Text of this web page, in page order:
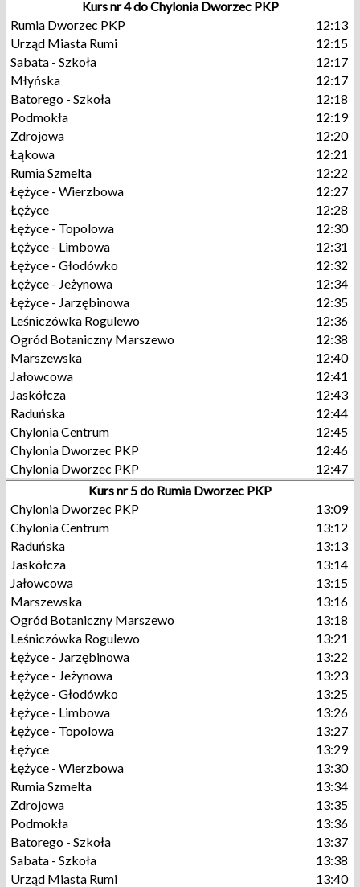
Kurs nr 4 do Chylonia Dworzec PKP
Rumia Dworzec PKP
12:13
Urząd Miasta Rumi
12:15
Sabata - Szkoła
12:17
Młyńska
12:17
Batorego - Szkoła
12:18
Podmokła
12:19
Zdrojowa
12:20
Łąkowa
12:21
Rumia Szmelta
12:22
Łężyce - Wierzbowa
12:27
Łężyce
12:28
Łężyce - Topolowa
12:30
Łężyce - Limbowa
12:31
Łężyce - Głodówko
12:32
Łężyce - Jeżynowa
12:34
Łężyce - Jarzębinowa
12:35
Leśniczówka Rogulewo
12:36
Ogród Botaniczny Marszewo
12:38
Marszewska
12:40
Jałowcowa
12:41
Jaskółcza
12:43
Raduńska
12:44
Chylonia Centrum
12:45
Chylonia Dworzec PKP
12:46
Chylonia Dworzec PKP
12:47
Kurs nr 5 do Rumia Dworzec PKP
Chylonia Dworzec PKP
13:09
Chylonia Centrum
13:12
Raduńska
13:13
Jaskółcza
13:14
Jałowcowa
13:15
Marszewska
13:16
Ogród Botaniczny Marszewo
13:18
Leśniczówka Rogulewo
13:21
Łężyce - Jarzębinowa
13:22
Łężyce - Jeżynowa
13:23
Łężyce - Głodówko
13:25
Łężyce - Limbowa
13:26
Łężyce - Topolowa
13:27
Łężyce
13:29
Łężyce - Wierzbowa
13:30
Rumia Szmelta
13:34
Zdrojowa
13:35
Podmokła
13:36
Batorego - Szkoła
13:37
Sabata - Szkoła
13:38
Urząd Miasta Rumi
13:40